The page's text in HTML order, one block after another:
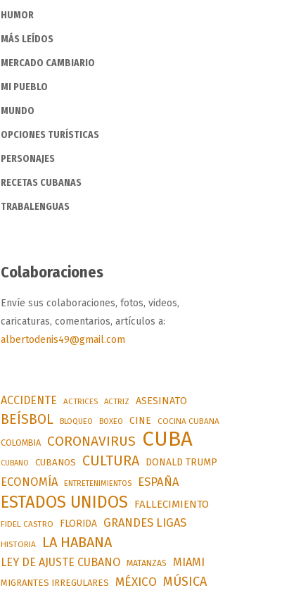
HUMOR
MÁS LEÍDOS
MERCADO CAMBIARIO
MI PUEBLO
MUNDO
OPCIONES TURÍSTICAS
PERSONAJES
RECETAS CUBANAS
TRABALENGUAS
Colaboraciones
Envíe sus colaboraciones, fotos, videos,
caricaturas, comentarios, artículos a:
albertodenis49@gmail.com
ACCIDENTE ACTRICES ACTRIZ ASESINATO
BEÍSBOL BLOQUEO BOXEO CINE COCINA CUBANA
COLOMBIA CORONAVIRUS CUBA
CUBANO CUBANOS CULTURA DONALD TRUMP
ECONOMÍA ENTRETENIMIENTOS ESPAÑA
ESTADOS UNIDOS FALLECIMIENTO
FIDEL CASTRO FLORIDA GRANDES LIGAS
HISTORIA LA HABANA
LEY DE AJUSTE CUBANO MATANZAS MIAMI
MIGRANTES IRREGULARES MÉXICO MÚSICA